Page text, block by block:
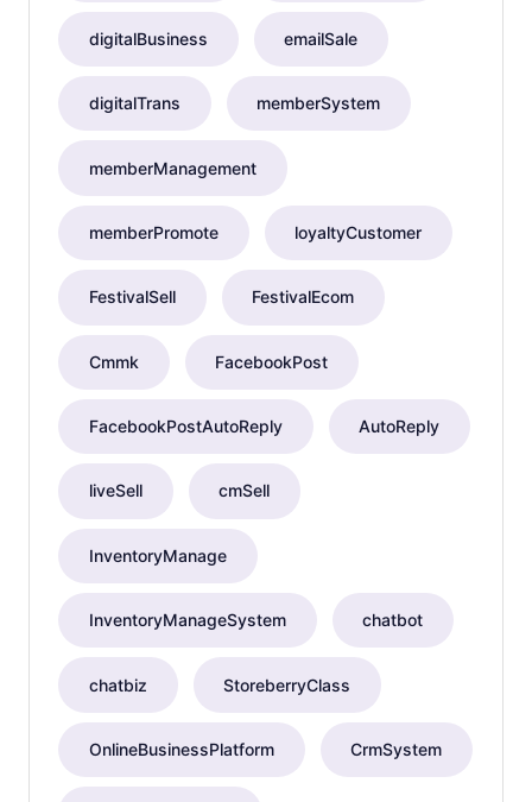
digitalBusiness emailSale
digitalTrans memberSystem
memberManagement
memberPromote loyaltyCustomer
FestivalSell FestivalEcom
Cmmk FacebookPost
FacebookPostAutoReply AutoReply
liveSell cmSell
InventoryManage
InventoryManageSystem chatbot
chatbiz StoreberryClass
OnlineBusinessPlatform CrmSystem